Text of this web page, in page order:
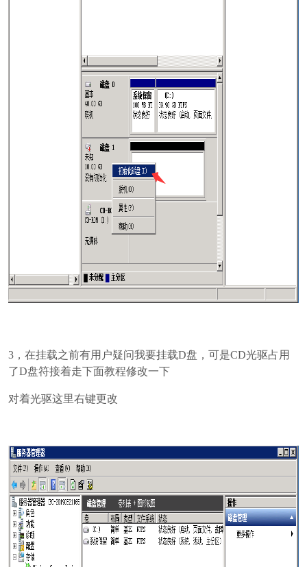
3，在挂载之前有用户疑问我要挂载D盘，可是CD光驱占用
了D盘符接着走下面教程修改一下
对着光驱这里右键更改